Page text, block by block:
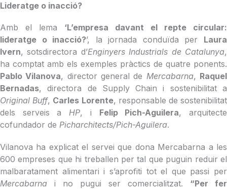
Lideratge o inacció?
Amb el lema ‘L’empresa davant el repte circular:
lideratge o inacció?’, la jornada conduïda per Laura
Ivern, sotsdirectora d’Enginyers Industrials de Catalunya,
ha comptat amb els exemples pràctics de quatre ponents.
Pablo Vilanova, director general de Mercabarna, Raquel
Bernadas, directora de Supply Chain i sostenibilitat a
Original Buff, Carles Lorente, responsable de sostenibilitat
dels serveis aHP, i Felip Pich-Aguilera, arquitecte
cofundador de Picharchitects/Pich-Aguilera.
Vilanova ha explicat el servei que dona Mercabarna a les
600 empreses que hi treballen per tal que puguin reduir el
malbaratament alimentari i s’aprofiti tot el que passi per
Mercabarna i no pugui ser comercialitzat. “Per fer